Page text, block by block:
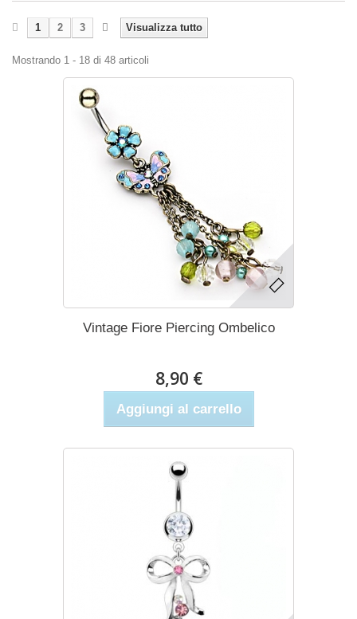
Visualizza tutto
1 2 3
Mostrando 1 - 18 di 48 articoli
Vintage Fiore Piercing Ombelico
8,90 €
Aggiungi al carrello